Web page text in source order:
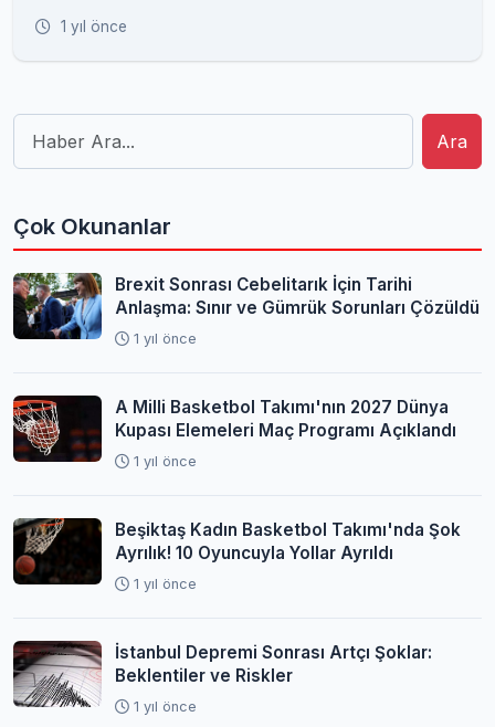
1 yıl önce
Ara
Çok Okunanlar
Brexit Sonrası Cebelitarık İçin Tarihi
Anlaşma: Sınır ve Gümrük Sorunları Çözüldü
1 yıl önce
A Milli Basketbol Takımı'nın 2027 Dünya
Kupası Elemeleri Maç Programı Açıklandı
1 yıl önce
Beşiktaş Kadın Basketbol Takımı'nda Şok
Ayrılık! 10 Oyuncuyla Yollar Ayrıldı
1 yıl önce
İstanbul Depremi Sonrası Artçı Şoklar:
Beklentiler ve Riskler
1 yıl önce